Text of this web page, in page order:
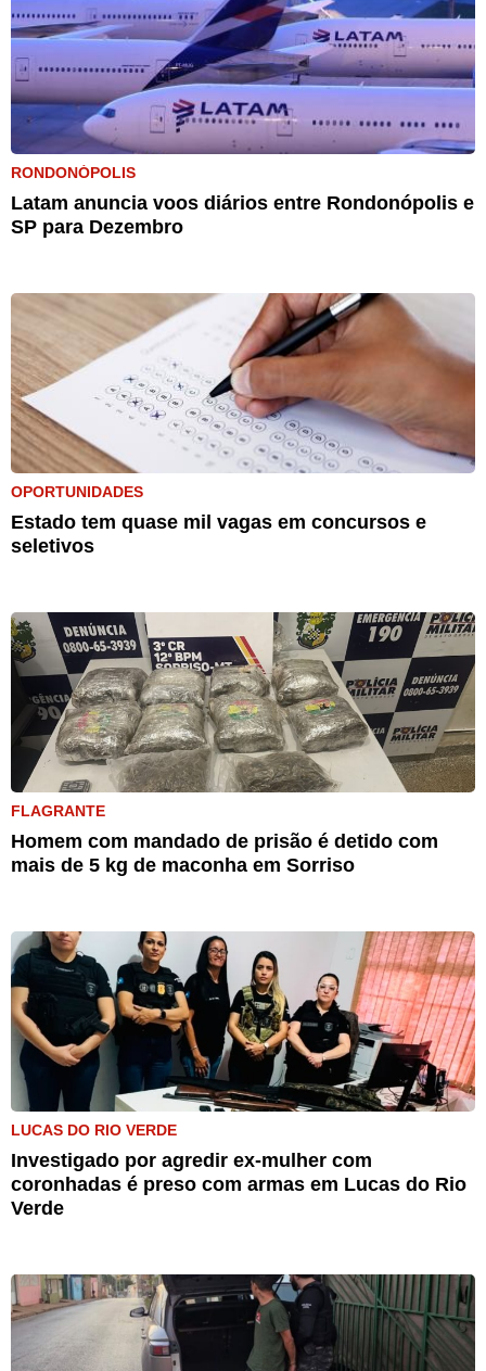
RONDONÓPOLIS
Latam anuncia voos diários entre Rondonópolis e
SP para Dezembro
OPORTUNIDADES
Estado tem quase mil vagas em concursos e
seletivos
FLAGRANTE
Homem com mandado de prisão é detido com
mais de 5 kg de maconha em Sorriso
LUCAS DO RIO VERDE
Investigado por agredir ex-mulher com
coronhadas é preso com armas em Lucas do Rio
Verde